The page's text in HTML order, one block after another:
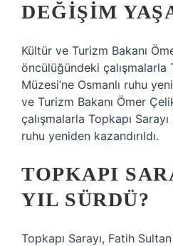
DEĞIŞIM
Kültür ve Turizm Bakanı
öncülüğündeki çalışmalarla
Müzesi’ne Osmanlı ruhu
ve Turizm Bakanı Ömer
çalışmalarla Topkapı Sarayı
ruhu yeniden kazandırıldı.
TOPKAPI
YIL SÜRDÜ?
Topkapı Sarayı, Fatih